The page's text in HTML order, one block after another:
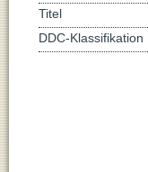
Titel
DDC-Klassifikation